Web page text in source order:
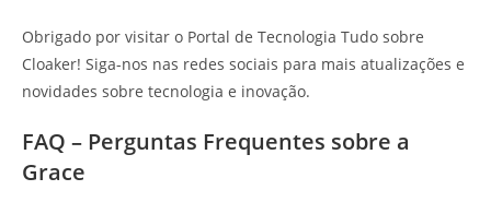
Obrigado por visitar o Portal de Tecnologia Tudo sobre
Cloaker! Siga-nos nas redes sociais para mais atualizações e
novidades sobre tecnologia e inovação.
FAQ – Perguntas Frequentes sobre a
Grace